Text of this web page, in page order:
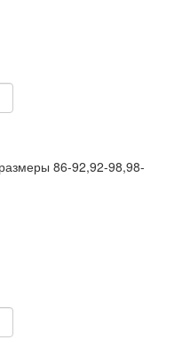
86-92,92-98,98-